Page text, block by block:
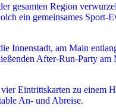
gesamten Region
ein gemeinsames
Innenstadt, am Main
After-Run-Party
Eintrittskarten zu einem
An- und Abreise.